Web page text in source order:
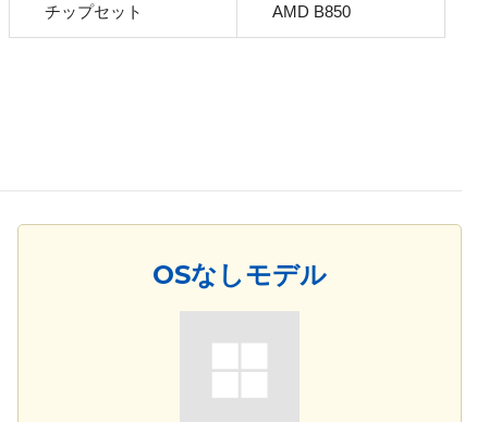
チップセット AMD B850
OSなしモデル